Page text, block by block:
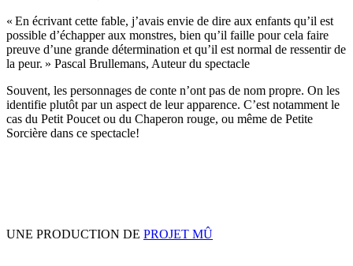
« En écrivant cette fable, j’avais envie de dire aux enfants qu’il est
possible d’échapper aux monstres, bien qu’il faille pour cela faire
preuve d’une grande détermination et qu’il est normal de ressentir de
la peur. » Pascal Brullemans, Auteur du spectacle
Souvent, les personnages de conte n’ont pas de nom propre. On les
identifie plutôt par un aspect de leur apparence. C’est notamment le
cas du Petit Poucet ou du Chaperon rouge, ou même de Petite
Sorcière dans ce spectacle!
UNE PRODUCTION DE PROJET MÛ